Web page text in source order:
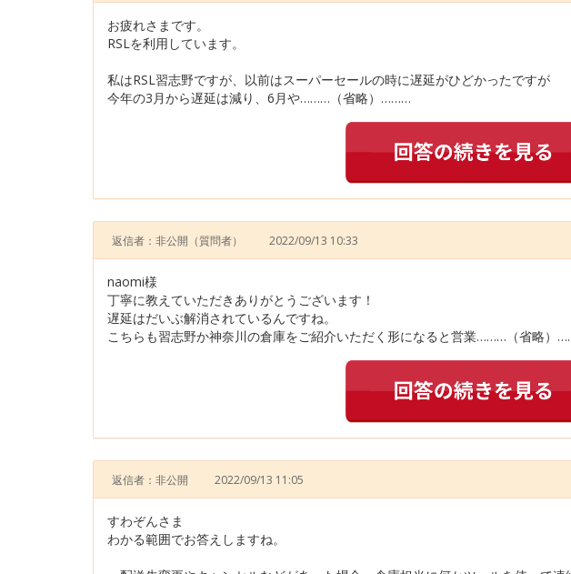
お疲れさまです。
RSLを利用しています。
私はRSL習志野ですが、以前はスーパーセールの時に遅延がひどかったですが
今年の3月から遅延は減り、6月や………（省略）………
返信者：非公開 （質問者） 2022/09/13 10:33
naomi様
丁寧に教えていただきありがとうございます！
遅延はだいぶ解消されているんですね。
こちらも習志野か神奈川の倉庫をご紹介いただく形になると営業………（省略）
返信者：非公開 2022/09/13 11:05
すわぞんさま
わかる範囲でお答えしますね。